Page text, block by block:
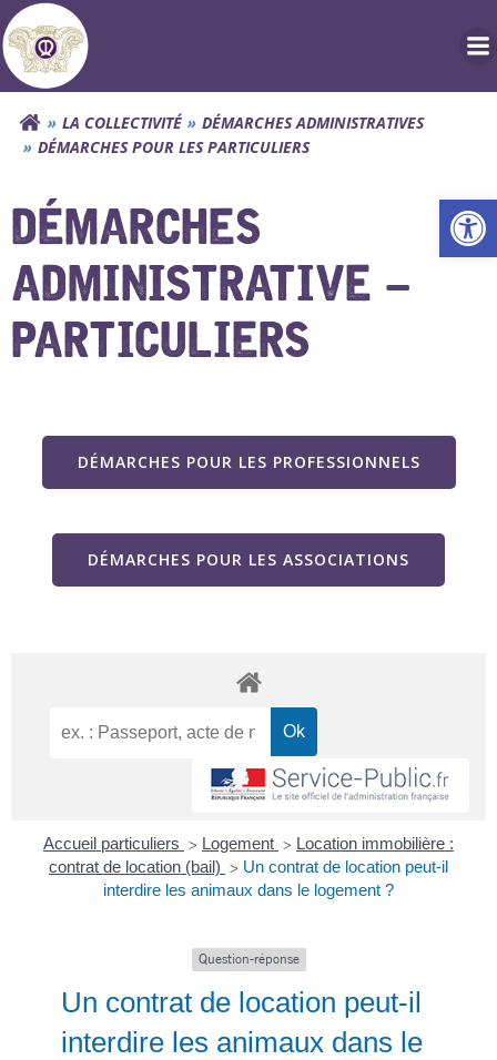
Aller
au
contenu
LA COLLECTIVITÉ
DÉMARCHES ADMINISTRATIVES
DÉMARCHES POUR LES PARTICULIERS
DÉMARCHES
ADMINISTRATIVE –
PARTICULIERS
DÉMARCHES POUR LES PROFESSIONNELS
DÉMARCHES POUR LES ASSOCIATIONS
Accueil particuliers > Logement > Location immobilière :
contrat de location (bail) > Un contrat de location peut-il
interdire les animaux dans le logement ?
Question-réponse
Un contrat de location peut-il
interdire les animaux dans le